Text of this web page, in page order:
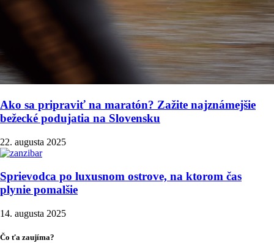
Ako sa pripraviť na maratón? Zažite najznámejšie
bežecké podujatia na Slovensku
22. augusta 2025
Sprievodca po luxusnom ostrove, na ktorom čas
plynie pomalšie
14. augusta 2025
Čo ťa zaujíma?